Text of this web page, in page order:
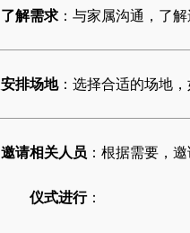
了解需求 ：与家属沟通，了
安排场地：选择合适的场地
邀请相关人员 ：根据需要，
仪式进行：